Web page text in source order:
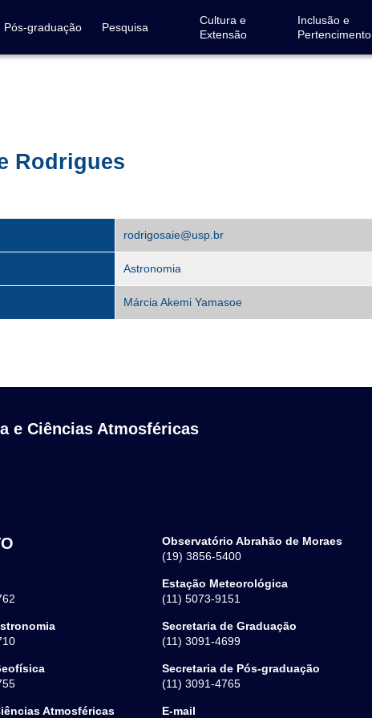
Pós-graduação Pesquisa
Cultura e
Extensão
Inclusão e
Pertencimento
Rodrigues
rodrigosaie@usp.br
Astronomia
Márcia Akemi Yamasoe
e Ciências Atmosféricas
Atmosféricas
Observatório Abrahão de Moraes
(19) 3856-5400
Estação Meteorológica
(11) 5073-9151
Secretaria de Graduação
(11) 3091-4699
Secretaria de Pós-graduação
(11) 3091-4765
E-mail